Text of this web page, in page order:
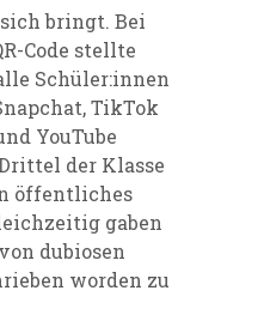
bringt. Bei
Code stellte
Schüler:innen
TikTok
YouTube
der Klasse
öffentliches
gaben
dubiosen
worden zu